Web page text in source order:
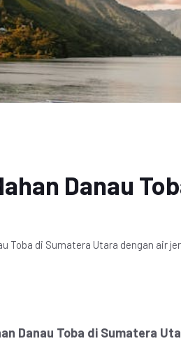
Danau
Toba di Sumatera Utara dengan air
Danau Toba di Sumatera